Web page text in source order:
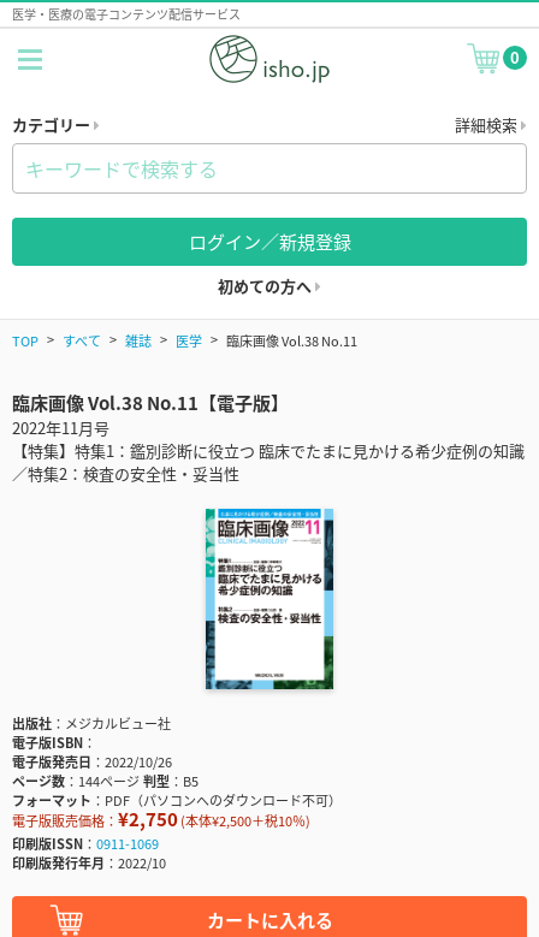
医学・医療の電子コンテンツ配信サービス
0
カテゴリー 詳細検索
ログイン／新規登録
初めての方へ
TOP すべて 雑誌 医学 臨床画像 Vol.38 No.11
臨床画像 Vol.38 No.11【電子版】
2022年11月号
【特集】特集1：鑑別診断に役立つ 臨床でたまに見かける希少症例の知識
／特集2：検査の安全性・妥当性
出版社
メジカルビュー社
電子版ISBN
電子版発売日
2022/10/26
ページ数
144ページ判型
B5
フォーマット
PDF（パソコンへのダウンロード不可）
電子版販売価格： ¥2,750(本体¥2,500＋税10％)
印刷版ISSN
0911-1069
印刷版発行年月
2022/10
カートに入れる